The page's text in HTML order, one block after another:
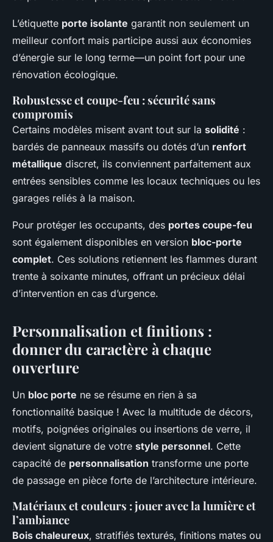
L’étiquette porte isolante garantit non seulement un
meilleur confort mais participe aussi aux économies
d’énergie sur le long terme—un point fort pour une
rénovation écologique.
Robustesse et coupe-feu : sécurité sans
compromis
Certains modèles misent avant tout sur la solidité :
bardés de panneaux massifs ou dotés d’un renfort
métallique discret, ils conviennent parfaitement aux
entrées sensibles comme les locaux techniques ou les
garages reliés à la maison.
Pour protéger les occupants, des portes coupe-feu
sont également disponibles en version bloc-porte
complet. Ces solutions retiennent les flammes durant
trente à soixante minutes, offrant un précieux délai
d’intervention en cas d’urgence.
Personnalisation et finitions :
donner du caractère à chaque
ouverture
Un bloc porte ne se résume en rien à sa
fonctionnalité basique ! Avec la multitude de décors,
motifs, poignées originales ou insertions de verre, il
devient signature de votre style personnel. Cette
capacité de personnalisation transforme une porte
de passage en pièce forte de l’architecture intérieure.
Matériaux et couleurs : jouer avec la lumière et
l’ambiance
Bois chaleureux, stratifiés texturés, finitions mates ou